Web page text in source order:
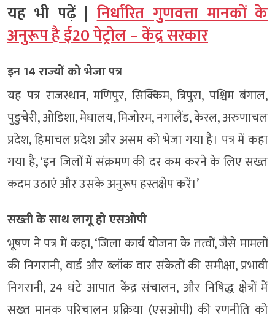
यह भी पढ़ें |निर्धारित गुणवत्ता मानकों के
अनुरूप है ई20 पेट्रोल – केंद्र सरकार
इन 14 राज्‍यों को भेजा पत्र
यह पत्र राजस्थान, मणिपुर, सिक्किम, त्रिपुरा, पश्चिम बंगाल,
पुडुचेरी, ओडिशा, मेघालय, मिजोरम, नगालैंड, केरल, अरुणाचल
प्रदेश, हिमाचल प्रदेश और असम को भेजा गया है। पत्र में कहा
गया है, ‘इन जिलों में संक्रमण की दर कम करने के लिए सख्त
कदम उठाएं और उसके अनुरूप हस्तक्षेप करें।’
सख्ती के साथ लागू हो एसओपी
भूषण ने पत्र में कहा, ‘जिला कार्य योजना के तत्वों, जैसे मामलों
की निगरानी, वार्ड और ब्लॉक वार संकेतों की समीक्षा, प्रभावी
निगरानी, 24 घंटे आपात केंद्र संचालन, और निषिद्ध क्षेत्रों में
सख्त मानक परिचालन प्रक्रिया (एसओपी) की रणनीति को